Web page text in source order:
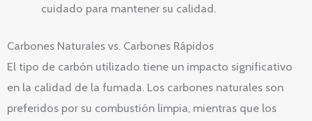
cuidado para mantener su calidad.
Carbones Naturales vs. Carbones Rápidos
El tipo de carbón utilizado tiene un impacto significativo
en la calidad de la fumada. Los carbones naturales son
preferidos por su combustión limpia, mientras que los